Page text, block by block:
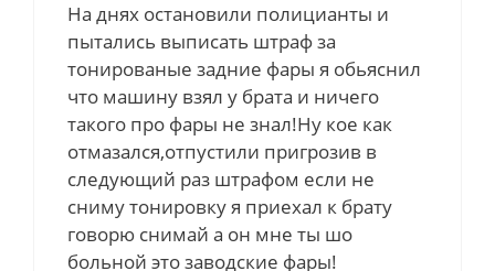
На днях остановили полицианты и
пытались выписать штраф за
тонированые задние фары я обьяснил
что машину взял у брата и ничего
такого про фары не знал!Ну кое как
отмазался,отпустили пригрозив в
следующий раз штрафом если не
сниму тонировку я приехал к брату
говорю снимай а он мне ты шо
больной это заводские фары!